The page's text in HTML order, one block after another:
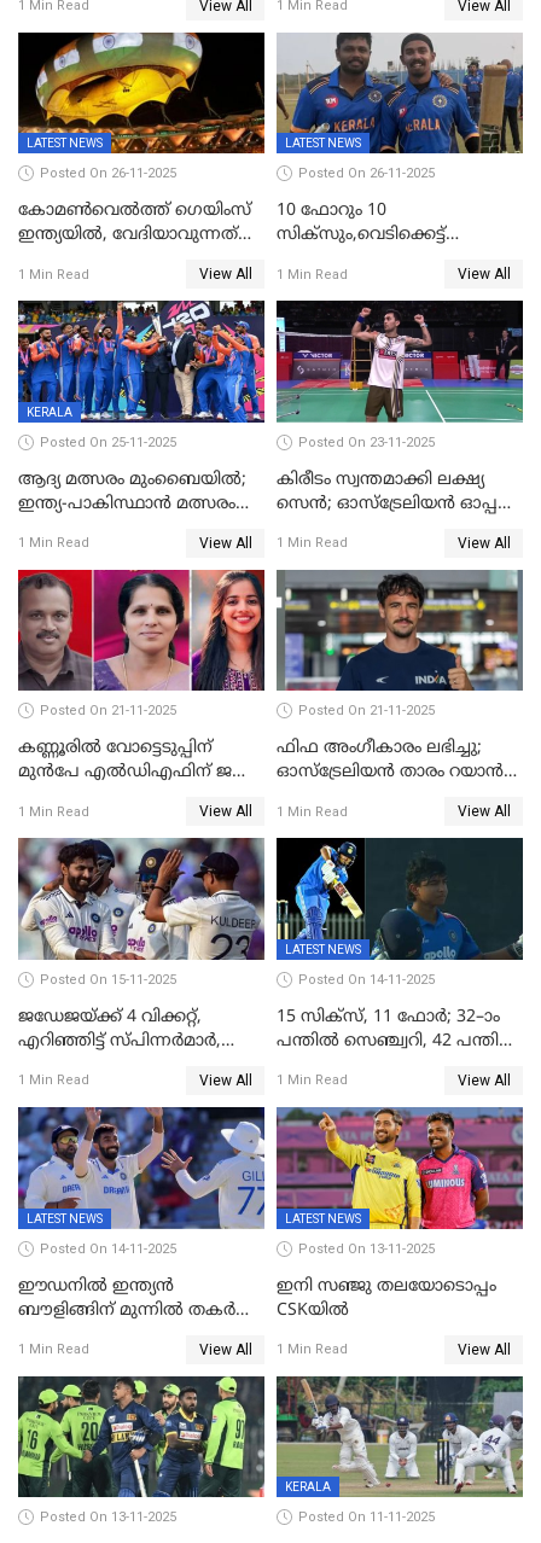
1 Min Read View All
മത്സരങ്ങൾ ​ഗ്രീൻഫീൽഡിൽ
1 Min Read View All
LATEST NEWS
Posted On 26-11-2025
കോമൺവെൽത്ത് ഗെയിംസ്
ഇന്ത്യയിൽ, വേദിയാവുന്നത്
1 Min Read View All
LATEST NEWS
Posted On 26-11-2025
10 ഫോറും 10
സിക്‌സും,വെടിക്കെട്ട്
അര്‍ധ സെഞ്ചുറിയുമായി
സഞ്ജു; ഒഡിഷയെ 10
വിക്കറ്റിന് തകര്‍ത്ത് കേരളം
1 Min Read View All
KERALA
Posted On 25-11-2025
ആദ്യ മത്സരം മുംബൈയിൽ;
ഇന്ത്യ-പാകിസ്ഥാൻ മത്സരം
ലോകകപ്പിന്‍റെ മത്സരക്രമം
പ്രഖ്യാപിച്ചു
1 Min Read View All
Posted On 23-11-2025
കിരീടം സ്വന്തമാക്കി ലക്ഷ്യ
സെന്‍; ഓസ്ട്രേലിയന്‍ ഓപ്പണ്‍
1 Min Read View All
Posted On 21-11-2025
കണ്ണൂരിൽ വോട്ടെടുപ്പിന്
മുൻപേ എൽഡിഎഫിന് ജയം;
സ്ഥാനാർഥികളില്ല
1 Min Read View All
Posted On 21-11-2025
ഫിഫ അംഗീകാരം ലഭിച്ചു;
ഓസ്‌ട്രേലിയന്‍ താരം റയാന്‍
നീലക്കുപ്പായത്തില്‍ കളിക്കാം
1 Min Read View All
Posted On 15-11-2025
ജഡേജയ്ക്ക് 4 വിക്കറ്റ്,
എറിഞ്ഞിട്ട് സ്പിന്നർമാർ,
പ്രോട്ടീസ്
1 Min Read View All
LATEST NEWS
Posted On 14-11-2025
15 സിക്സ്, 11 ഫോർ; 32–ാം
പന്തിൽ സെഞ്ച്വറി, 42 പന്തിൽ
1 Min Read View All
LATEST NEWS
Posted On 14-11-2025
ഈഡനിൽ ഇന്ത്യൻ
ബൗളിങ്ങിന് മുന്നിൽ തകർന്ന്
പുറത്ത്; ബുമ്രയ്ക്ക് അഞ്ച്
വിക്കറ്റ്
1 Min Read View All
LATEST NEWS
Posted On 13-11-2025
ഇനി സഞ്ജു തലയോടൊപ്പം
CSKയിൽ
1 Min Read View All
Posted On 13-11-2025
KERALA
Posted On 11-11-2025